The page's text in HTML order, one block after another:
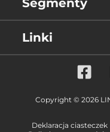
Segmenty
Linki
Copyright © 2026
Deklaracja ciasteczek